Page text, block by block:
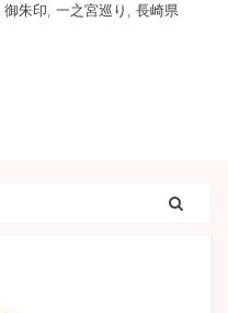
御朱印 一之宮巡り 長崎県